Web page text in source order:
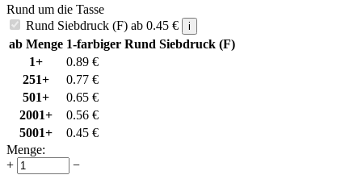
Rund um die Tasse
Rund Siebdruck (F) ab 0.45 € i
ab Menge 1-farbiger Rund Siebdruck (F)
1+
0.89 €
251+
0.77 €
501+
0.65 €
2001+
0.56 €
5001+
0.45 €
Menge:
+
−